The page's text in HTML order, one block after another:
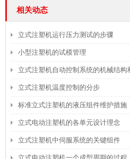
相关动态
立式注塑机运行压力测试的步骤
小型注塑机的试模管理
立式注塑机自动控制系统的机械结构
立式注塑机温度控制的分步
标准立式注塑机的液压组件维护措施
立式电动注塑机的各单元设计理念
立式注塑机中伺服系统的关键组件
立式电动注塑机一个成型周期的过程